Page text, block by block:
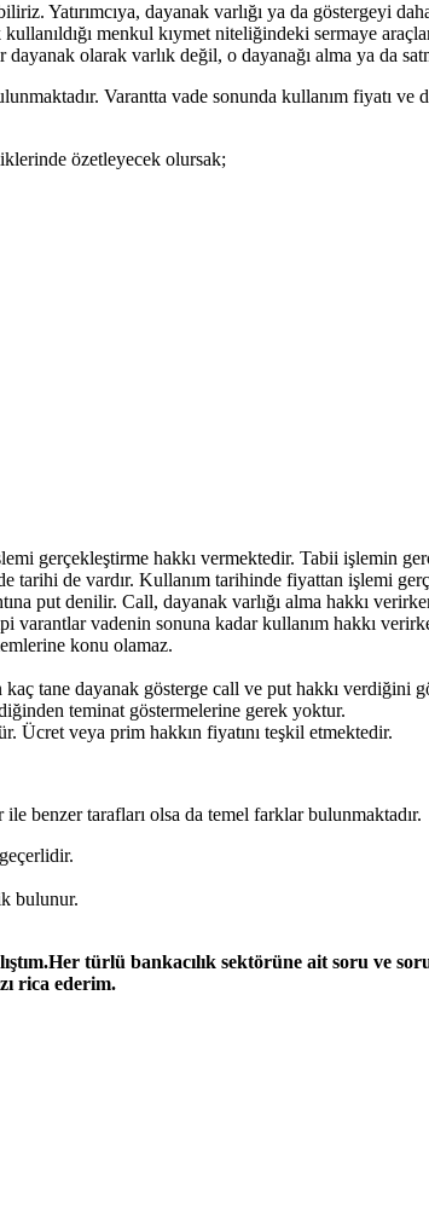
Yatırımcıya, dayanak varlığı ya da göstergeyi
menkul kıymet niteliğindeki sermaye
dayanak olarak varlık değil, o dayanağı alma ya da
Varantta vade sonunda kullanım fiyatı ve
özetleyecek olursak;
gerçekleştirme hakkı vermektedir. Tabii işlemin
tarihi de vardır. Kullanım tarihinde fiyattan işlemi
put denilir. Call, dayanak varlığı alma hakkı
vadenin sonuna kadar kullanım hakkı
konu olamaz.
tane dayanak gösterge call ve put hakkı verdiğini
teminat göstermelerine gerek yoktur.
Ücret veya prim hakkın fiyatını teşkil etmektedir.
benzer tarafları olsa da temel farklar
bulunur.
türlü bankacılık sektörüne ait soru ve
rica ederim.